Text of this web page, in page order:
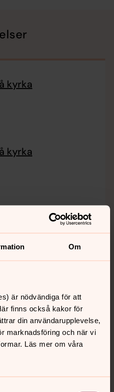
Om
är nödvändiga för att
finns också kakor för
din användarupplevelse,
marknadsföring och när vi
Läs mer om våra
kyrka
kyrka
pianotrio i ess-